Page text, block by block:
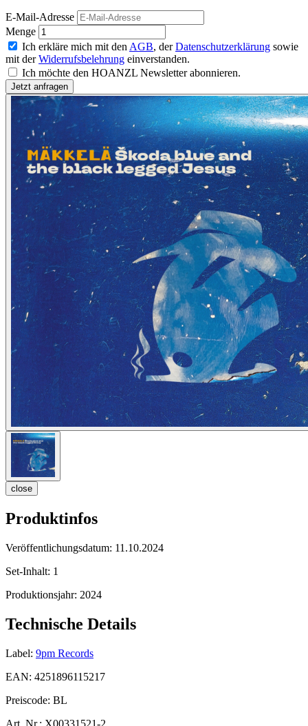
E-Mail-Adresse
Menge
Ich erkläre mich mit den AGB, derDatenschutzerklärung sowie
mit derWiderrufsbelehrung einverstanden.
Ich möchte den HOANZL Newsletter abonnieren.
close
Produktinfos
Veröffentlichungsdatum: 11.10.2024
Set-Inhalt: 1
Produktionsjahr: 2024
Technische Details
Label: 9pm Records
EAN: 4251896115217
Preiscode: BL
Art. Nr.: X00331521-2